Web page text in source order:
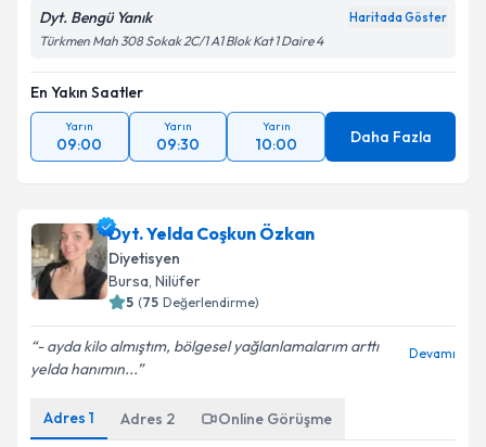
Dyt. Bengü Yanık Haritada Göster
Türkmen Mah 308 Sokak 2C/1 A1 Blok Kat 1 Daire 4
En Yakın Saatler
Yarın
09:00
Yarın
09:30
Yarın
10:00 Daha Fazla
Dyt. Yelda Coşkun Özkan
Diyetisyen
Bursa, Nilüfer
5 (75 Değerlendirme)
- ayda kilo almıştım, bölgesel yağlanlamalarım arttı
yelda hanımın...
Devamı
Adres 1 Adres 2 Online Görüşme